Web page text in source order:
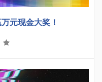
元现金大奖！